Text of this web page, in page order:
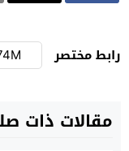
رابط مختصر
مقالات ذات